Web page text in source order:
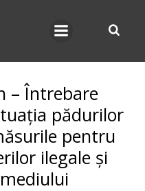
– Întrebare
pădurilor
pentru
ilegale și